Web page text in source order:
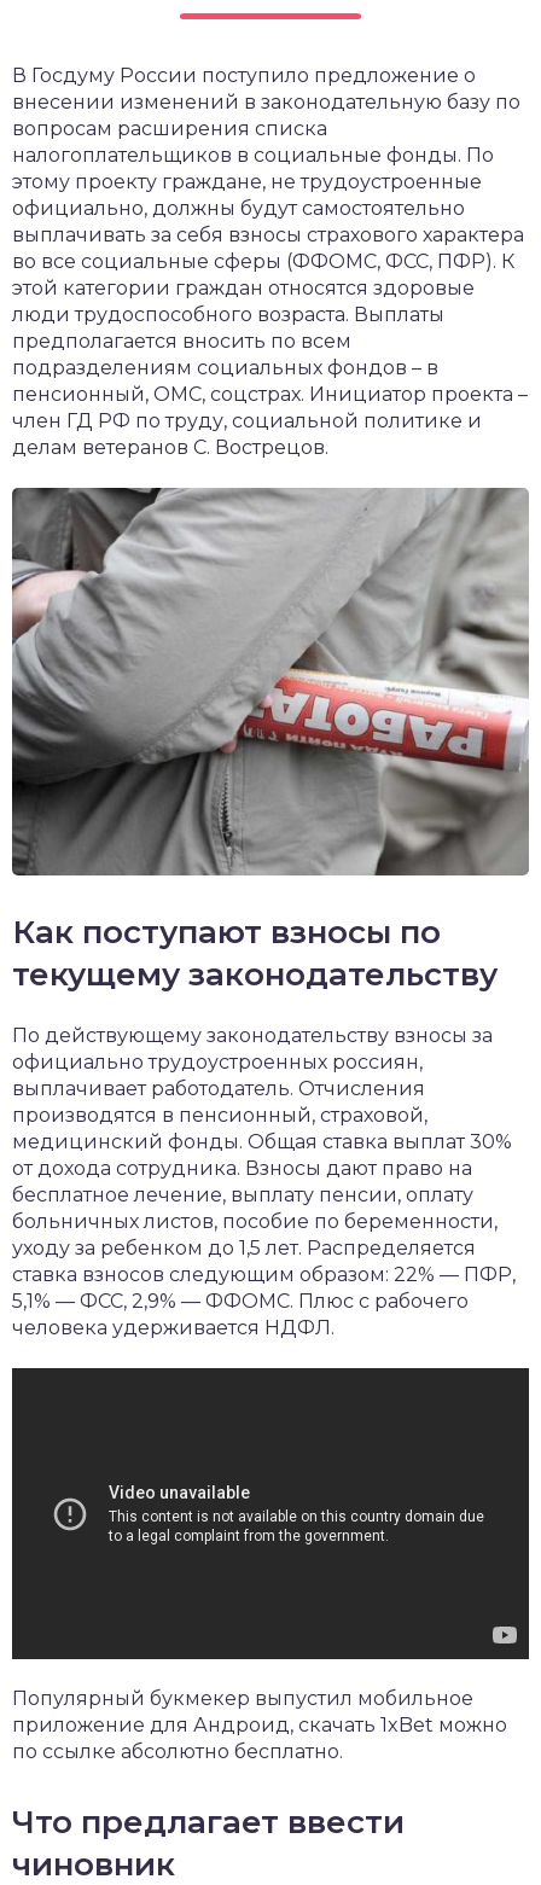
В Госдуму России поступило предложение о
внесении изменений в законодательную базу по
вопросам расширения списка
налогоплательщиков в социальные фонды. По
этому проекту граждане, не трудоустроенные
официально, должны будут самостоятельно
выплачивать за себя взносы страхового характера
во все социальные сферы (ФФОМС, ФСС, ПФР). К
этой категории граждан относятся здоровые
люди трудоспособного возраста. Выплаты
предполагается вносить по всем
подразделениям социальных фондов – в
пенсионный, ОМС, соцстрах. Инициатор проекта –
член ГД РФ по труду, социальной политике и
делам ветеранов С. Вострецов.
Как поступают взносы по
текущему законодательству
По действующему законодательству взносы за
официально трудоустроенных россиян,
выплачивает работодатель. Отчисления
производятся в пенсионный, страховой,
медицинский фонды. Общая ставка выплат 30%
от дохода сотрудника. Взносы дают право на
бесплатное лечение, выплату пенсии, оплату
больничных листов, пособие по беременности,
уходу за ребенком до 1,5 лет. Распределяется
ставка взносов следующим образом: 22% — ПФР,
5,1% — ФСС, 2,9% — ФФОМС. Плюс с рабочего
человека удерживается НДФЛ.
Популярный букмекер выпустил мобильное
приложение для Андроид, скачать 1xBet можно
по ссылке абсолютно бесплатно.
Что предлагает ввести
чиновник
крыши и кровли
и уход